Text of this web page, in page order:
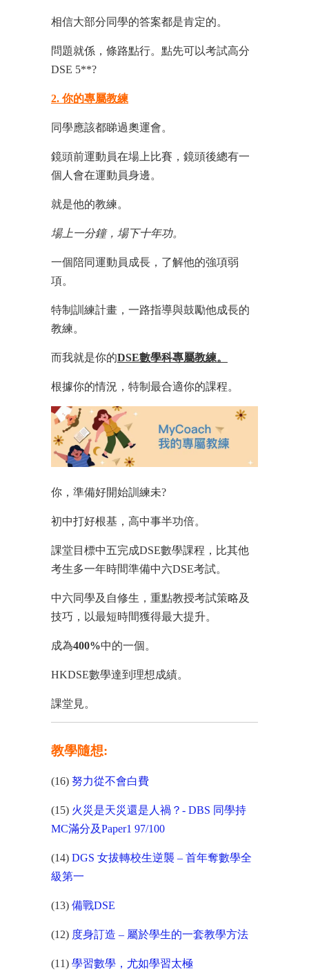
相信大部分同學的答案都是肯定的。
問題就係，條路點行。點先可以考試高分
DSE 5**?
2. 你的專屬教練
同學應該都睇過奧運會。
鏡頭前運動員在場上比賽，鏡頭後總有一
個人會在運動員身邊。
就是他的教練。
場上一分鐘，場下十年功。
一個陪同運動員成長，了解他的強項弱
項。
特制訓練計畫，一路指導與鼓勵他成長的
教練。
而我就是你的DSE數學科專屬教練。
根據你的情況，特制最合適你的課程。
你，準備好開始訓練未?
初中打好根基，高中事半功倍。
課堂目標中五完成DSE數學課程，比其他
考生多一年時間準備中六DSE考試。
中六同學及自修生，重點教授考試策略及
技巧，以最短時間獲得最大提升。
成為400%中的一個。
HKDSE數學達到理想成績。
課堂見。
教學隨想:
(16) 努力從不會白費
(15) 火災是天災還是人禍？- DBS 同學持
MC滿分及Paper1 97/100
(14) DGS 女拔轉校生逆襲 – 首年奪數學全
級第一
(13) 備戰DSE
(12) 度身訂造 – 屬於學生的一套教學方法
(11) 學習數學，尤如學習太極